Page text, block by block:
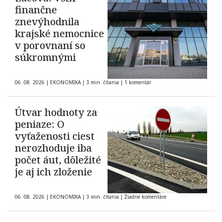
finančne
znevýhodnila
krajské nemocnice
v porovnaní so
súkromnými
06. 08. 2026 | EKONOMIKA | 3 min. čítania | 1 komentár
Útvar hodnoty za
peniaze: O
vyťaženosti ciest
nerozhoduje iba
počet áut, dôležité
je aj ich zloženie
06. 08. 2026 | EKONOMIKA | 3 min. čítania | Žiadne komentáre